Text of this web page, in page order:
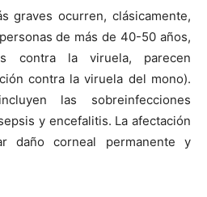
graves ocurren, clásicamente,
de más de 40-50 años,
contra la viruela, parecen
contra la viruela del mono).
las sobreinfecciones
y encefalitis. La afectación
daño corneal permanente y